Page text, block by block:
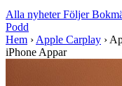
Alla nyheterFöljer
Podd
Hem › Apple Carplay ›
iPhone Appar